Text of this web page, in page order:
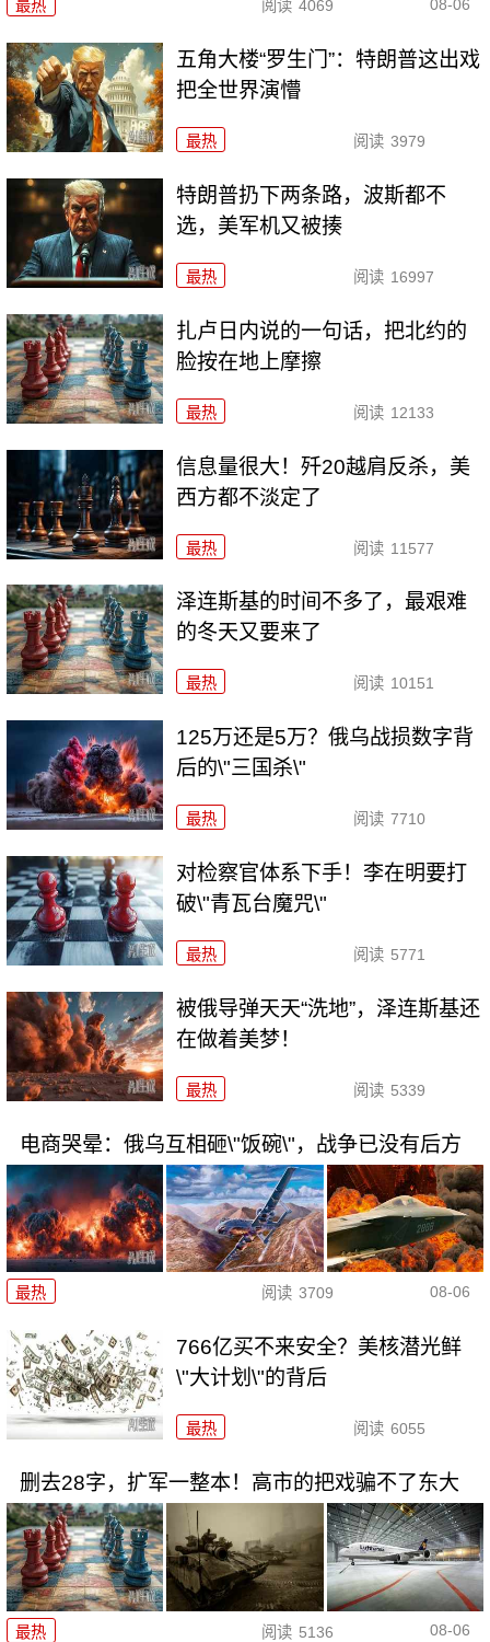
最热 阅读 4069 08-06
五角大楼“罗生门”：特朗普这出戏
把全世界演懵
最热 阅读 3979
特朗普扔下两条路，波斯都不
选，美军机又被揍
最热 阅读 16997
扎卢日内说的一句话，把北约的
脸按在地上摩擦
最热 阅读 12133
信息量很大！歼20越肩反杀，美
西方都不淡定了
最热 阅读 11577
泽连斯基的时间不多了，最艰难
的冬天又要来了
最热 阅读 10151
125万还是5万？俄乌战损数字背
后的\"三国杀\"
最热 阅读 7710
对检察官体系下手！李在明要打
破\"青瓦台魔咒\"
最热 阅读 5771
被俄导弹天天“洗地”，泽连斯基还
在做着美梦！
最热 阅读 5339
电商哭晕：俄乌互相砸\"饭碗\"，战争已没有后方
最热 阅读 3709 08-06
766亿买不来安全？美核潜光鲜
\"大计划\"的背后
最热 阅读 6055
删去28字，扩军一整本！高市的把戏骗不了东大
最热 阅读 5136 08-06